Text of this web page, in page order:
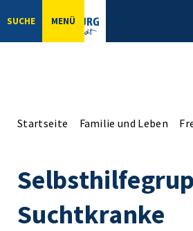
SUCHE MENÜ
Startseite Familie und Leben
Suchtkranke